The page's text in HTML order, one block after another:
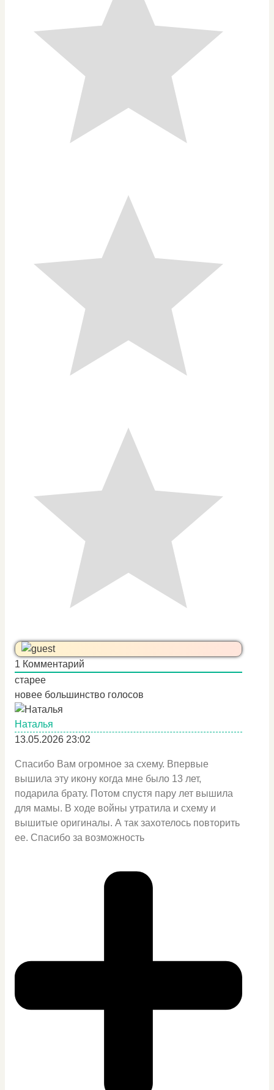
1 Комментарий
старее
новее большинство голосов
Наталья
13.05.2026 23:02
Спасибо Вам огромное за схему. Впервые
вышила эту икону когда мне было 13 лет,
подарила брату. Потом спустя пару лет вышила
для мамы. В ходе войны утратила и схему и
вышитые оригиналы. А так захотелось повторить
ее. Спасибо за возможность